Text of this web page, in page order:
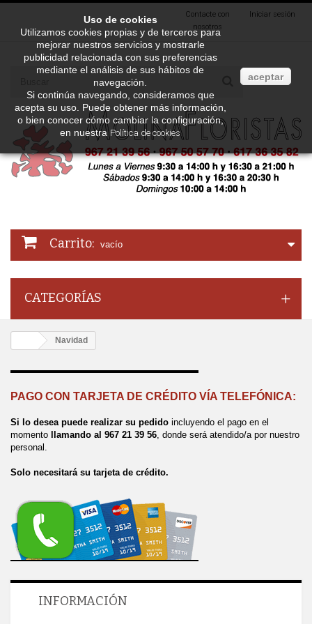
Iniciar sesión
Contacte con
nosotros
Carrito: vacío
CATEGORÍAS
Navidad
PAGO CON TARJETA DE CRÉDITO VÍA TELEFÓNICA:
Si lo desea puede realizar su pedido incluyendo el pago en el
momento
llamando al 967 21 39 56, donde será atendido/a por nuestro
personal.
Solo necesitará su tarjeta de crédito.
INFORMACIÓN
Uso de cookies
Utilizamos cookies propias y de terceros para
mejorar nuestros servicios y mostrarle
publicidad relacionada con sus preferencias
mediante el análisis de sus hábitos de
navegación.
Si continúa navegando, consideramos que
acepta su uso. Puede obtener más información,
o bien conocer cómo cambiar la configuración,
en nuestraPolítica de cookies
aceptar